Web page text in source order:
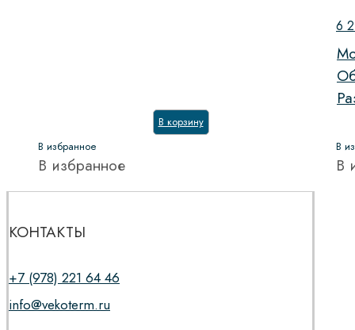
В корзину
В избранное
В избранное
6
В
В
КОНТАКТЫ
+7 (978) 221 64 46
info@vekoterm.ru